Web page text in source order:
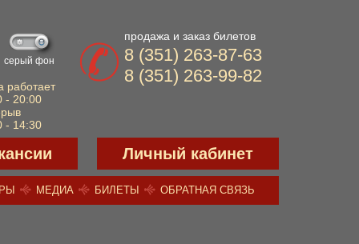
серый фон
работает
- 20:00
- 14:30
продажа и заказ билетов
8 (351) 263-87-63
8 (351) 263-99-82
Личный кабинет
МЕДИА БИЛЕТЫ ОБРАТНАЯ СВЯЗЬ